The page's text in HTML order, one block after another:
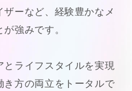
ーなど、経験豊かなメ
強みです。
ライフスタイルを実現
き方の両立をトータルで